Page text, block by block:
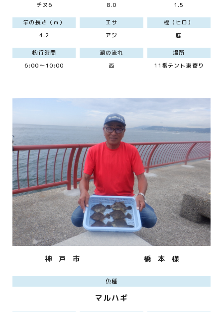
チヌ6
8.0
1.5
竿の長さ（ｍ）
4.2
エサ
アジ
棚（ヒロ）
底
釣行時間
6:00～10:00
潮の流れ
西
場所
11番テント東寄り
神 戸 市 橋 本 様
魚種
マルハギ